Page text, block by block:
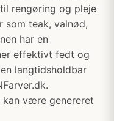
rengøring og pleje
teak, valnød,
har en
effektivt fedt og
langtidsholdbar
kan være genereret